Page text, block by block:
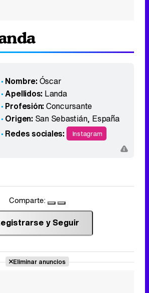
Nombre:Óscar
Apellidos: Landa
Profesión:Concursante
Origen: San Sebastián, España
Redes sociales:
Instagram
Comparte:
y Seguir
Eliminar anuncios